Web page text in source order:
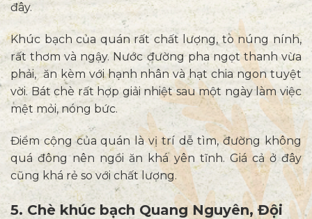
đây.
Khúc bạch của quán rất chất lượng, to núng nính,
rất thơm và ngậy. Nước đường pha ngọt thanh vừa
phải, ăn kèm với hạnh nhân và hạt chia ngon tuyệt
vời. Bát chè rất hợp giải nhiệt sau một ngày làm việc
mệt mỏi, nóng bức.
Điểm cộng của quán là vị trí dễ tìm, đường không
quá đông nên ngồi ăn khá yên tĩnh. Giá cả ở đây
cũng khá rẻ so với chất lượng.
5. Chè khúc bạch Quang Nguyên, Đội